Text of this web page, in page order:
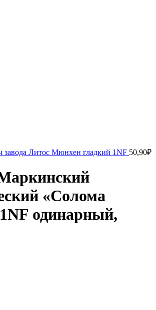
завода Литос Мюнхен гладкий 1NF 50,90₽
«Солома
одинарный,